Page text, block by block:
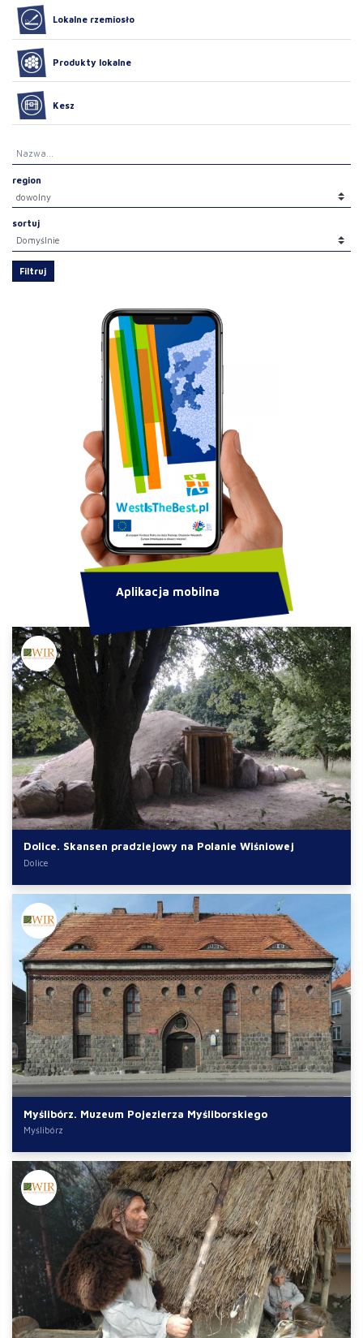
Dolice. Skansen pradziejowy na Polanie Wiśniowej
Dolice
Myślibórz. Muzeum Pojezierza Myśliborskiego
Myślibórz
Lokalne rzemiosło
Produkty lokalne
Kesz
region
sortuj
Filtruj
Aplikacja mobilna